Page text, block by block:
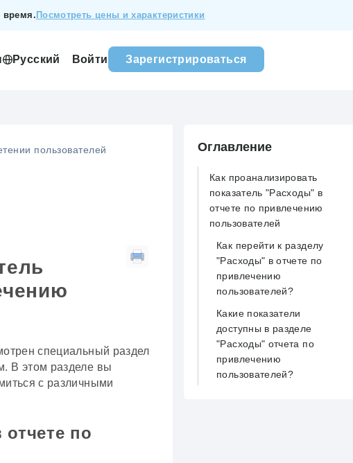
время. Посмотреть цены и характеристики
Русский Войти Зарегистрироваться
пользователей
специальный раздел
В этом разделе вы
с различными
по
Оглавление
Как проанализировать
показатель "Расходы" в
отчете по привлечению
пользователей
Как перейти к разделу
"Расходы" в отчете по
привлечению
пользователей?
Какие показатели
доступны в разделе
"Расходы" отчета по
привлечению
пользователей?